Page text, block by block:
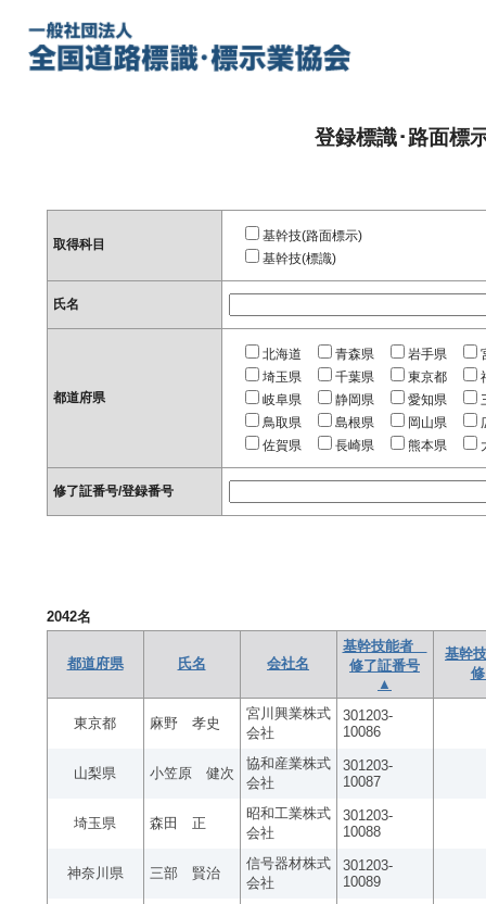
登録標識･路面標
取得科目
基幹技(路面標示)
基幹技(標識)
氏名
都道府県
北海道 青森県 岩手県
埼玉県
千葉県 東京都
岐阜県
静岡県 愛知県
鳥取県
島根県 岡山県
佐賀県
長崎県 熊本県
修了証番号/登録番号
2042名
都道府県 氏名 会社名
基幹技能者
修了証番号
▲
基幹
東京都 麻野 孝史
宮川興業株式
会社
301203-
10086
山梨県 小笠原 健次
協和産業株式
会社
301203-
10087
埼玉県 森田 正
昭和工業株式
会社
301203-
10088
神奈川県 三部 賢治
信号器材株式
会社
301203-
10089